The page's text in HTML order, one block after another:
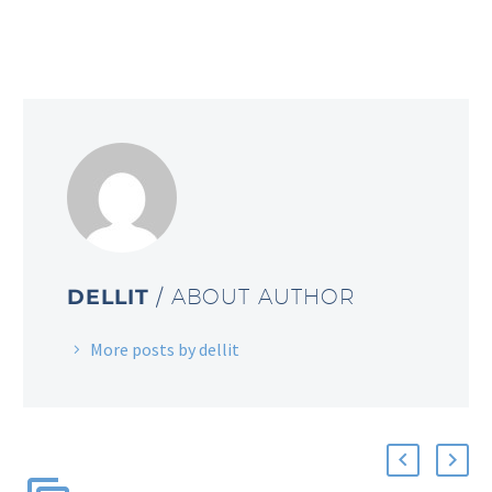
DELLIT / ABOUT AUTHOR
More posts by dellit